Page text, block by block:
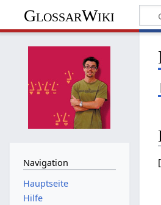
GlossarWiki
[
Navigation
Hauptseite
Hilfe